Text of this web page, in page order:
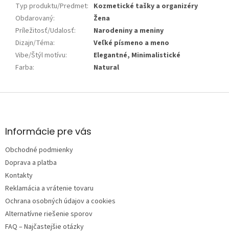
Typ produktu/Predmet: Kozmetické tašky a organizéry
Obdarovaný:
Žena
Príležitosť/Udalosť:
Narodeniny a meniny
Dizajn/Téma:
Veľké písmeno a meno
Vibe/Štýl motívu:
Elegantné, Minimalistické
Farba: Natural
Z
ä
e
Informácie pre vás
Obchodné podmienky
Doprava a platba
Kontakty
Reklamácia a vrátenie tovaru
Ochrana osobných údajov a cookies
Alternatívne riešenie sporov
FAQ – Najčastejšie otázky